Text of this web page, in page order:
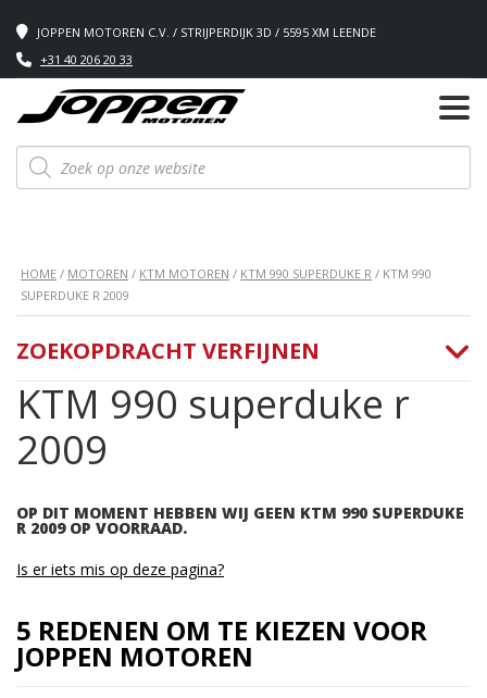
JOPPEN MOTOREN C.V. / STRIJPERDIJK 3D / 5595 XM LEENDE
+31 40 206 20 33
Producten
zoeken
HOME / MOTOREN / KTM MOTOREN / KTM 990 SUPERDUKE R / KTM 990
SUPERDUKE R 2009
KTM 990 superduke r
2009
OP DIT MOMENT HEBBEN WIJ GEEN KTM 990 SUPERDUKE
R 2009 OP VOORRAAD.
ZOEKOPDRACHT VERFIJNEN
Is er iets mis op deze pagina?
5 REDENEN OM TE KIEZEN VOOR
JOPPEN MOTOREN